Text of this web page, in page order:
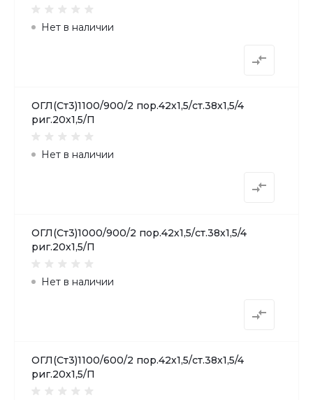
Нет в наличии
ОГЛ(Ст3)1100/900/2 пор.42х1,5/ст.38х1,5/4
риг.20х1,5/П
Нет в наличии
ОГЛ(Ст3)1000/900/2 пор.42х1,5/ст.38х1,5/4
риг.20х1,5/П
Нет в наличии
ОГЛ(Ст3)1100/600/2 пор.42х1,5/ст.38х1,5/4
риг.20х1,5/П